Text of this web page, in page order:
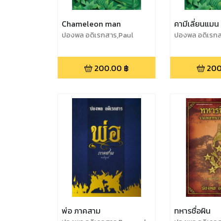
Chameleon man
ปองพล อดิเรกสาร,Paul
200.00 ฿
คามีเลี่ยนแมน
ปองพล อดิเรก
พ่อ ภาคสาม ทหารชื่อผิน